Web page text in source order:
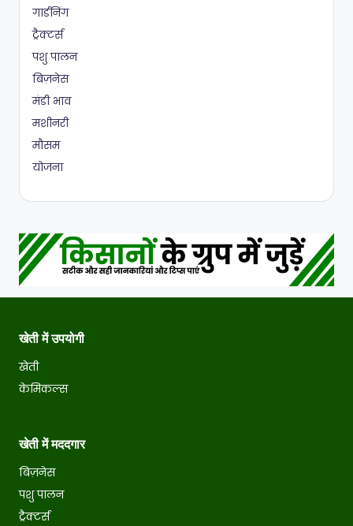
गार्डनिंग
ट्रैक्टर्स
पशु पालन
बिज़नेस
मंडी भाव
मशीनरी
मौसम
योजना
खेती में उपयोगी
खेती
केमिकल्स
खेती में मददगार
बिज़नेस
पशु पालन
ट्रैक्टर्स